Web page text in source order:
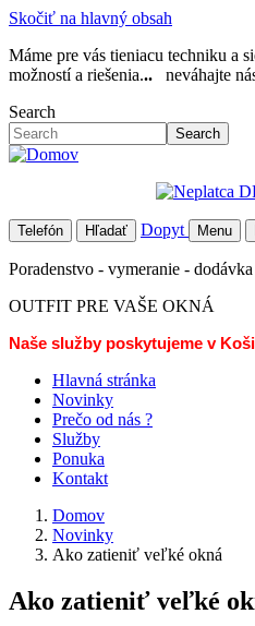
Skočiť na hlavný obsah
Máme pre vás tieniacu techniku a
možností a riešenia...
neváhajte
Search
Search
Telefón Hľadať Dopyt Menu
Poradenstvo - vymeranie -
OUTFIT PRE VAŠE OKNÁ
Naše služby poskytujeme v
Hlavná stránka
Novinky
Prečo od nás ?
Služby
Ponuka
Kontakt
Domov
Novinky
Ako zatieniť veľké okná
Ako zatieniť veľké